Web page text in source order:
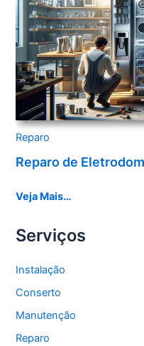
Reparo
Reparo de
Veja Mais…
Serviços
Instalação
Conserto
Manutenção
Reparo